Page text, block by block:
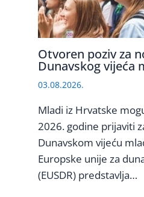
Otvoren poziv za
Dunavskog vijeća
03.08.2026.
Mladi iz Hrvatske
2026. godine prijaviti
Dunavskom vijeću
Europske unije za
(EUSDR) predstavlja…